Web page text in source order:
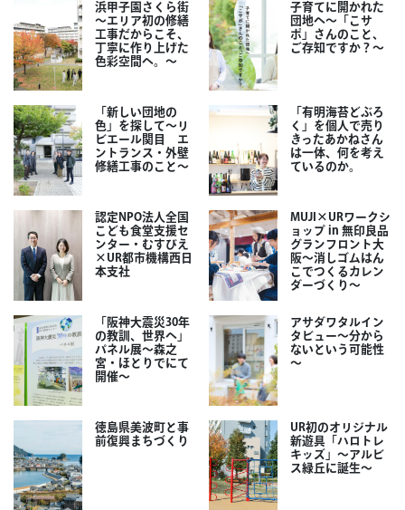
浜甲子園さくら街
～エリア初の修繕
工事だからこそ、
丁寧に作り上げた
色彩空間へ。～
子育てに開かれた
団地へ～「こサ
ポ」さんのこと、
ご存知ですか？～
「新しい団地の
色」を探して～リ
ビエール関目 エ
ントランス・外壁
修繕工事のこと～
「有明海苔どぶろ
く」を個人で売り
きったあかねさん
は一体、何を考え
ているのか。
認定NPO法人全国
こども食堂支援セ
ンター・むすびえ
×UR都市機構西日
本支社
MUJI×URワークシ
ョップ in 無印良品
グランフロント大
阪～消しゴムはん
こでつくるカレン
ダーづくり～
「阪神大震災30年
の教訓、世界へ」
パネル展～森之
宮・ほとりでにて
開催～
アサダワタルイン
タビュー～分から
ないという可能性
～
徳島県美波町と事
前復興まちづくり
UR初のオリジナル
新遊具「ハロトレ
キッズ」～アルビ
ス緑丘に誕生～